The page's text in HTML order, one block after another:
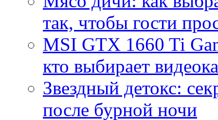
так, чтобы гости
MSI GTX 1660 Ti
кто выбирает
Звездный детокс:
после бурной ночи